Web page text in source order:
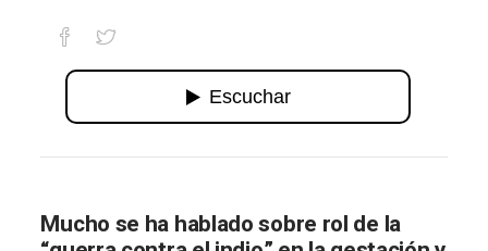
“Guerra contra el Indio”, Fronteras y
Mucho se ha hablado sobre rol de la